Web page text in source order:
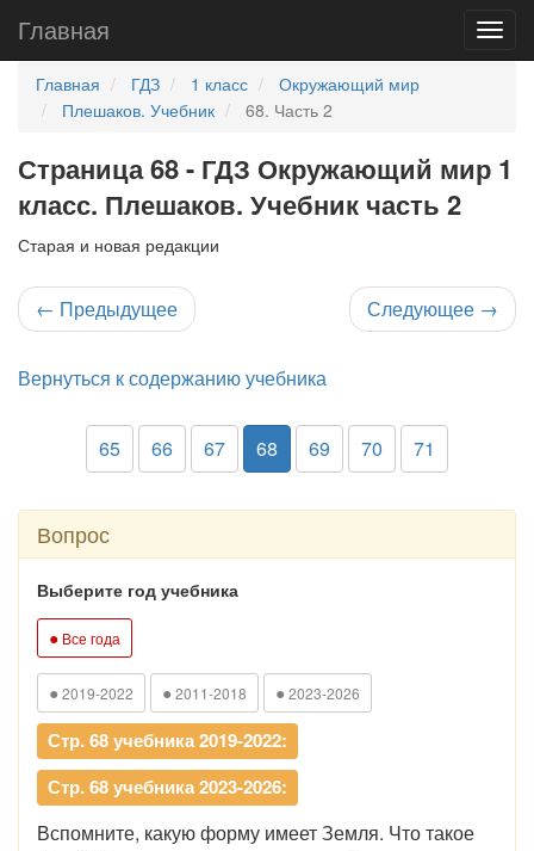
Главная
Главная ГДЗ 1 класс
Окружающий мир
Плешаков. Учебник
68. Часть 2
Страница 68 - ГДЗ Окружающий мир 1
класс. Плешаков. Учебник часть 2
Старая и новая редакции
← Предыдущее Следующее →
Вернуться к содержанию учебника
65 66 67 68 69 70 71
Вопрос
Выберите год учебника
● Все года
● 2019-2022 ● 2011-2018 ● 2023-2026
Стр. 68 учебника 2019-2022:
Стр. 68 учебника 2023-2026:
Вспомните, какую форму имеет Земля. Что такое